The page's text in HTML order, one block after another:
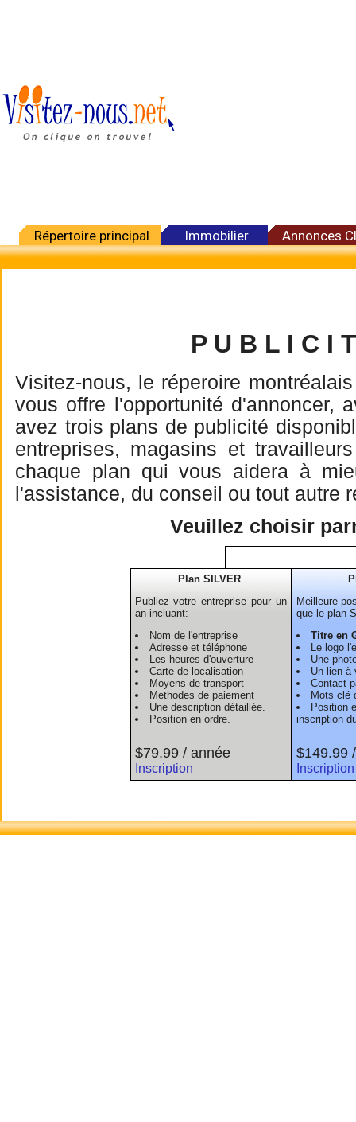
Répertoire principal Immobilier Annonces
P U B L I C I
Visitez-nous, le réperoire
vous offre l'opportunité d'annoncer,
avez trois plans de publicité
entreprises, magasins et
chaque plan qui vous aidera à
l'assistance, du conseil ou tout autre
Veuillez choisir
Plan SILVER
Publiez votre entreprise pour un
an incluant:
Nom de l'entreprise
Adresse et téléphone
Les heures d'ouverture
Carte de localisation
Moyens de transport
Methodes de paiement
Une description détaillée.
Position en ordre.
$79.99 / année
Inscription
Meilleure
que le plan
Titre en
Le logo
Une
Un lien à
Contact
Mots clé
Position
inscription
$149.99
Inscription